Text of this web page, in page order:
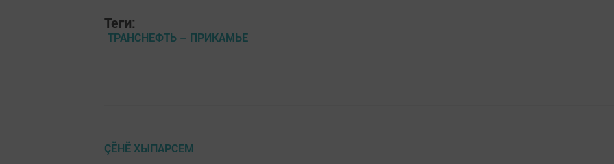
Теги:
ТРАНСНЕФТЬ – ПРИКАМЬЕ
ÇӖНӖ ХЫПАРСЕМ